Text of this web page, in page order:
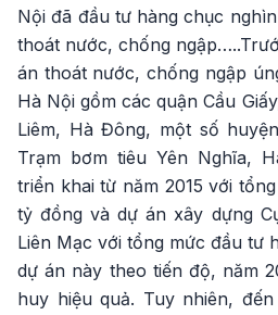
Nội đã đầu tư hàng chục
thoát nước, chống
án thoát nước, chống ngập
Hà Nội gồm các quận Cầu
Liêm, Hà Đông, một số
Trạm bơm tiêu Yên Nghĩa,
triển khai từ năm 2015 với
tỷ đồng và dự án xây dựng
Liên Mạc với tổng mức đầu tư
dự án này theo tiến độ, năm
huy hiệu quả. Tuy nhiên,